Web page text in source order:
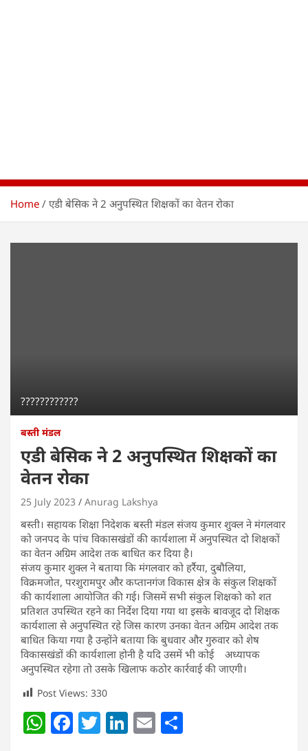
Home एडी बेसिक ने 2 अनुपस्थित शिक्षकों का वेतन रोका
????????????
बस्ती मंडल
एडी बेसिक ने 2 अनुपस्थित शिक्षकों का
वेतन रोका
25 July 2023 Anurag Lakshya
बस्ती। सहायक शिक्षा निदेशक बस्ती मंडल संजय कुमार शुक्ल ने मंगलवार
को जनपद के पांच विकासखंडों की कार्यशाला में अनुपस्थित दो शिक्षकों
का वेतन अग्रिम आदेश तक बाधित कर दिया है।
संजय कुमार शुक्ल ने बताया कि मंगलवार को हर्रैया, दुबौलिया,
विक्रमजोत, परशुरामपुर और कप्तानगंज विकास क्षेत्र के संकुल शिक्षकों
की कार्यशाला आयोजित की गई। जिसमें सभी संकुल शिक्षको को शत
प्रतिशत उपस्थित रहने का निर्देश दिया गया था इसके बावजूद दो शिक्षक
कार्यशाला से अनुपस्थित रहे जिस कारण उनका वेतन अग्रिम आदेश तक
बाधित किया गया है उन्होंने बताया कि बुधवार और गुरुवार को शेष
विकासखंडों की कार्यशाला होनी है यदि उसमें भी कोई अध्यापक
अनुपस्थित रहेगा तो उसके खिलाफ कठोर कार्रवाई की जाएगी।
Post Views: 330
W F T Li E